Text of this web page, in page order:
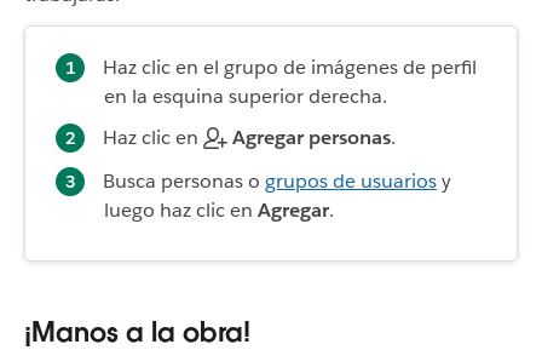
Haz clic en el grupo de imágenes de perfil
en la esquina superior derecha.
Haz clic en
Agregar personas.
Busca personas o grupos de usuariosy
luego haz clic en Agregar.
¡Manos a la obra!